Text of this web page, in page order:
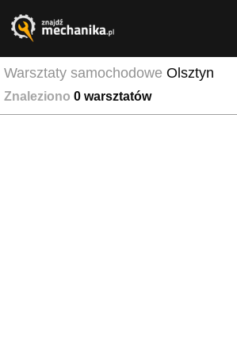
Warsztaty samochodowe Olsztyn
Znaleziono 0 warsztatów